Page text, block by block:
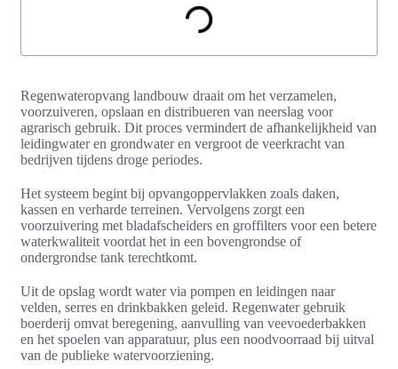
Regenwateropvang landbouw draait om het verzamelen,
voorzuiveren, opslaan en distribueren van neerslag voor
agrarisch gebruik. Dit proces vermindert de afhankelijkheid van
leidingwater en grondwater en vergroot de veerkracht van
bedrijven tijdens droge periodes.
Het systeem begint bij opvangoppervlakken zoals daken,
kassen en verharde terreinen. Vervolgens zorgt een
voorzuivering met bladafscheiders en groffilters voor een betere
waterkwaliteit voordat het in een bovengrondse of
ondergrondse tank terechtkomt.
Uit de opslag wordt water via pompen en leidingen naar
velden, serres en drinkbakken geleid. Regenwater gebruik
boerderij omvat beregening, aanvulling van veevoederbakken
en het spoelen van apparatuur, plus een noodvoorraad bij uitval
van de publieke watervoorziening.